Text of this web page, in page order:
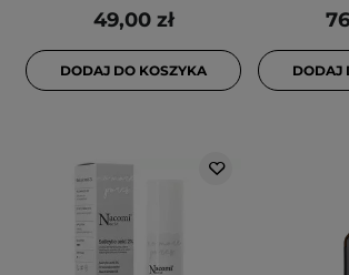
49,00 zł
DODAJ DO KOSZYKA DODAJ